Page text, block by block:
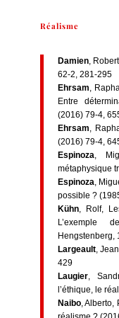
Réalisme
Damien,
62-2, 281-295
Ehrsam,
Entre
(2016) 79-4,
Ehrsam,
(2016) 79-4,
Espinoza,
métaphysique
Espinoza,
possible ?
Kühn, Rolf,
L’exemple
Hengstenberg,
Largeault,
429
Laugier,
l’éthique, le
Naibo, Alberto,